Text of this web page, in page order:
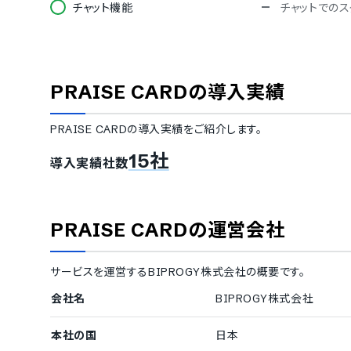
チャット機能 チャットでの
PRAISE CARDの導入実績
PRAISE CARDの導入実績をご紹介します。
導入実績社数15社
PRAISE CARDの運営会社
サービスを運営するBIPROGY株式会社の概要です。
会社名
BIPROGY株式会社
本社の国 日本